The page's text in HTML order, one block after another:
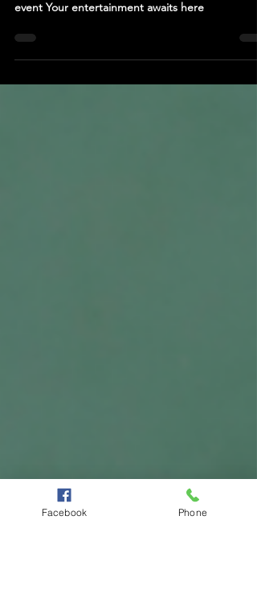
Events For 2023
Future events will be here Choose your favorite
event Your entertainment awaits here ​​
Facebook Phone